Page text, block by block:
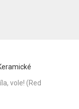
vole! (Red